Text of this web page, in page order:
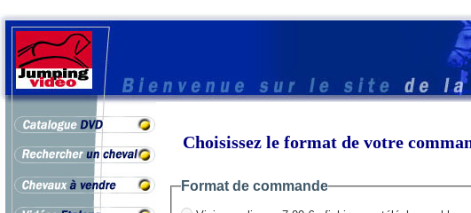
Choisissez le format de votre
Format de commande